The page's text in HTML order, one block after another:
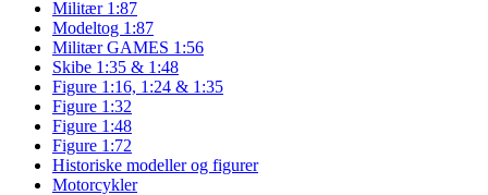
Militær 1:87
Modeltog 1:87
Militær GAMES 1:56
Skibe 1:35 & 1:48
Figure 1:16, 1:24 & 1:35
Figure 1:32
Figure 1:48
Figure 1:72
Historiske modeller og figurer
Motorcykler